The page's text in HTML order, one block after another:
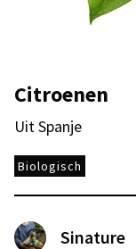
Citroenen
Uit Spanje
Biologisch
Sinature